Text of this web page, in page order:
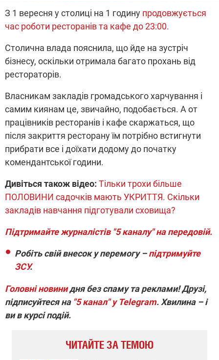
З 1 вересня у столиці на 1 годину продовжується
час роботи ресторанів та кафе до 23:00.
Столична влада пояснила, що йде на зустріч
бізнесу, оскільки отримала багато прохань від
рестораторів.
Власникам закладів громадського харчування і
самим киянам це, звичайно, подобається. А от
працівників ресторанів і кафе скаржаться, що
після закриття ресторану їм потрібно встигнути
прибрати все і доїхати додому до початку
комендантської години.
Дивіться також відео: Тільки трохи більше
ПОЛОВИНИ садочків мають УКРИТТЯ. Скільки
закладів навчання підготували сховища?
Підтримайте журналістів "5 каналу" на передовій.
Робіть свій внесок у перемогу –підтримуйте
ЗСУ.
Головні новинидня без спаму та реклами! Друзі,
підписуйтеся на "5 канал" у Telegram. Хвилина – і
ви в курсі подій.
ЧИТАЙТЕ ЗА ТЕМОЮ